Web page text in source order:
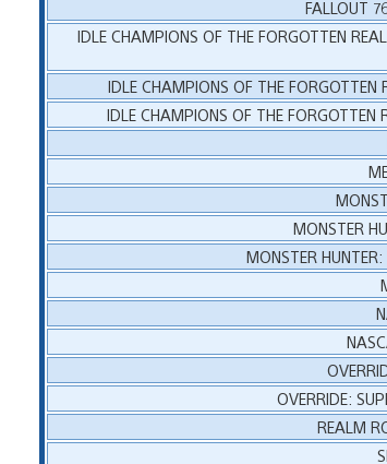
FALLOUT
IDLE CHAMPIONS OF THE FORGOTTEN
IDLE CHAMPIONS OF THE
IDLE CHAMPIONS OF THE FORGOTTEN
MONSTER
MONSTER
OVERRIDE:
REALM